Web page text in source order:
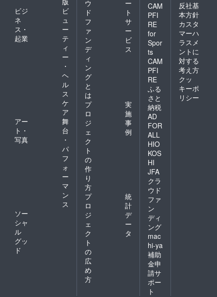
ビジ
ネ
ス・
起業
ビ
ュ
ー
テ
ィ
ー
・
ヘ
ル
ス
ケ
ア
アー
ト・
写真
舞
台
・
パ
フ
ォ
ー
マ
ン
ス
ソー
シャ
ル
グッ
ド
ウ
ド
フ
ァ
ン
デ
ィ
ン
グ
と
は
ー
ト
サ
ー
ビ
ス
プ
ロ
ジ
ェ
ク
ト
の
作
り
方
実
施
事
例
プ
ロ
ジ
ェ
ク
ト
の
広
め
方
統
計
デ
ー
タ
CAM
PFI
RE
for
Spor
ts
CAM
PFI
RE
ふる
さと
納税
AD
FOR
ALL
HIO
KOS
HI
JFA
クラ
ウド
ファ
ン
ディ
ング
mac
hi-ya
補助
金申
請サ
ポー
ト
反社基
本方針
カスタ
マーハ
ラスメ
ントに
対する
考え方
クッ
キーポ
リシー